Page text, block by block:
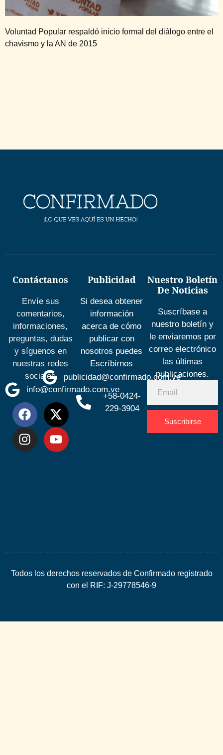
Voluntad Popular respaldó inicio formal del diálogo entre el
chavismo y la AN de 2015
Contáctanos
Envíe sus
comentarios,
informaciones,
preguntas, dudas
y síguenos en
nuestras redes
sociales
info@confirmado.com.ve
Publicidad
Si desea obtener
información
acerca de cómo
publicar con
nosotros puedes
Escríbirnos
publicidad@confirmado.com.ve
+58-0424-
229-3904
Nuestro Boletín
De Noticias
Suscríbase a
nuestro boletín y
le enviaremos por
correo electrónico
las últimas
publicaciones.
Suscribirse
Todos los derechos reservados de Confirmado registrado
con el RIF: J-29778546-9